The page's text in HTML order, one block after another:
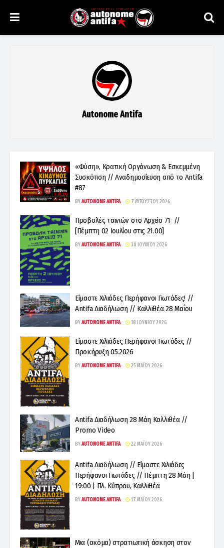
Autonome Antifa
«Φύση», Κρατική Οργάνωση & Εσκεμμένη
Συσκότιση // Αναδημοσίευση από το Antifa
#87
BYAUTONOME ANTIFA 7 ΑΥΓΟΎΣΤΟΥ 2026
Προβολές ταινιών στο Αρχείο 71 //
[Πέμπτη 02 Ιουλίου στις 21.00]
BYAUTONOME ANTIFA 30 ΙΟΥΝΊΟΥ 2026
Είμαστε Χιλιάδες Περήφανοι Γιωτάδες! //
Antifa Διαδήλωση // Καλλιθέα 28 Μαΐου
BYAUTONOME ANTIFA 18 ΙΟΥΝΊΟΥ 2026
Είμαστε Χιλιάδες Περήφανοι Γιωτάδες //
Προκήρυξη 05.2026
BYAUTONOME ANTIFA 25 ΜΑΪ́ΟΥ 2026
Antifa Διαδήλωση 28 Μάη Καλλιθέα //
Promo Video
BYAUTONOME ANTIFA 22 ΜΑΪ́ΟΥ 2026
Antifa Διαδήλωση // Είμαστε Χιλιάδες
Περήφανοι Γιωτάδες // Πέμπτη 28 Μάη |
19:00 | Πλ. Κύπρου, Καλλιθέα
BYAUTONOME ANTIFA 17 ΜΑΪ́ΟΥ 2026
Μια (ακόμα) στρατιωτική άσκηση στον